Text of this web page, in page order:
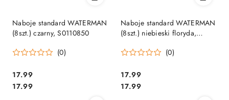
Naboje standard WATERMAN
(8szt.) czarny, S0110850
(0)
Cena:
17.99
Cena:
17.99
Naboje standard WATERMAN
(8szt.) niebieski floryda,
(0)
Cena:
17.99
Cena:
17.99